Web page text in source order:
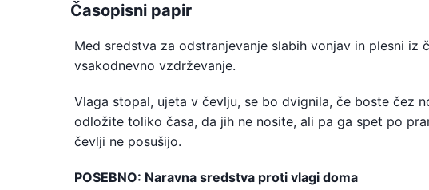
Časopisni papir
Med sredstva za odstranjevanje slabih vonjav in plesni
vsakodnevno vzdrževanje.
Vlaga stopal, ujeta v čevlju, se bo dvignila, če boste čez
odložite toliko časa, da jih ne nosite, ali pa ga spet po
čevlji ne posušijo.
POSEBNO: Naravna sredstva proti vlagi doma